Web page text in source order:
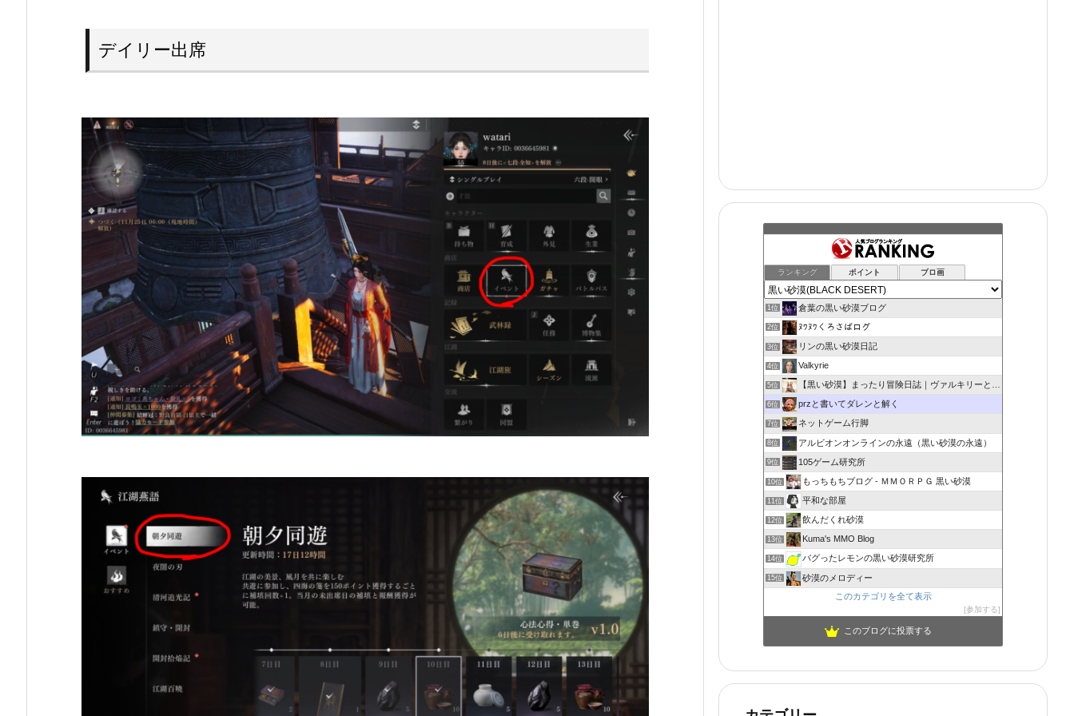
デイリー出席
ランキング ポイント ブロ画
1位 倉葉の黒い砂漠ブログ
2位 ﾇﾜﾇﾜくろさばログ
3位 リンの黒い砂漠日記
4位 Valkyrie
5位 【黒い砂漠】まったり冒険日誌｜ヴァルキリーと闇の精霊の旅
6位 przと書いてダレンと解く
7位 ネットゲーム行脚
8位 アルビオンオンラインの永遠（黒い砂漠の永遠）
9位 105ゲーム研究所
10位 もっちもちブログ - ＭＭＯＲＰＧ 黒い砂漠
11位 平和な部屋
12位 飲んだくれ砂漠
13位 Kuma's MMO Blog
14位 バグったレモンの黒い砂漠研究所
15位
砂漠のメロディー
このカテゴリを全て表示
参加する
このブログに投票する